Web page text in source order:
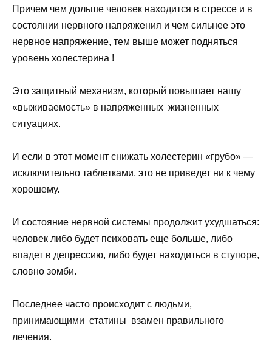
Причем чем дольше человек находится в стрессе и в
состоянии нервного напряжения и чем сильнее это
нервное напряжение, тем выше может подняться
уровень холестерина !
Это защитный механизм, который повышает нашу
«выживаемость» в напряженных жизненных
ситуациях.
И если в этот момент снижать холестерин «грубо» —
исключительно таблетками, это не приведет ни к чему
хорошему.
И состояние нервной системы продолжит ухудшаться:
человек либо будет психовать еще больше, либо
впадет в депрессию, либо будет находиться в ступоре,
словно зомби.
Последнее часто происходит с людьми,
принимающими статины взамен правильного
лечения.